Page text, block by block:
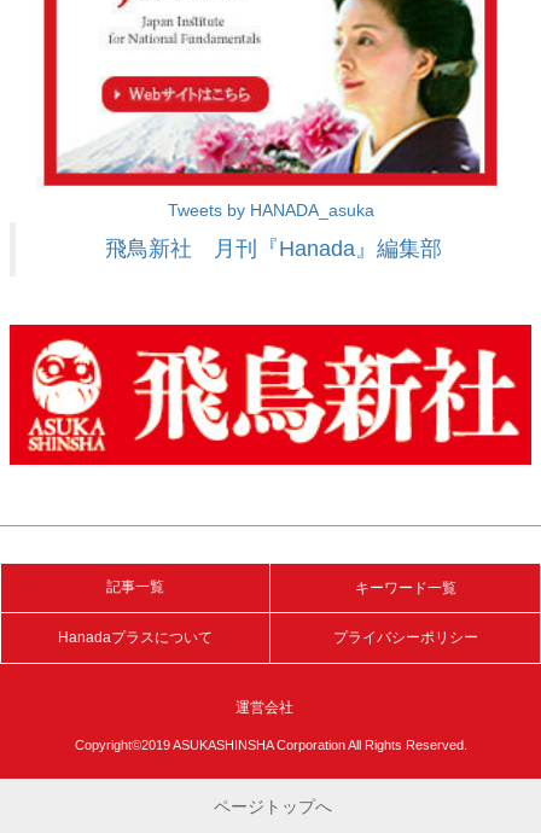
Tweets by HANADA_asuka
飛鳥新社 月刊『Hanada』編集部
記事一覧 キーワード一覧
Hanadaプラスについて プライバシーポリシー
運営会社
Copyright©2019 ASUKASHINSHA Corporation All Rights Reserved.
ページトップへ